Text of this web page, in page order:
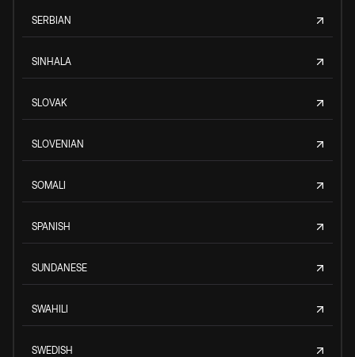
SERBIAN
SINHALA
SLOVAK
SLOVENIAN
SOMALI
SPANISH
SUNDANESE
SWAHILI
SWEDISH